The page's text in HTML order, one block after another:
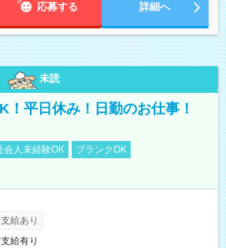
応募する 詳細へ
未読
！平日休み！日勤のお仕事！
会人未経験OK
ブランクOK
給あり
給有り